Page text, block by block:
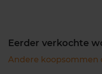
Eerder verkochte
Andere koopsommen